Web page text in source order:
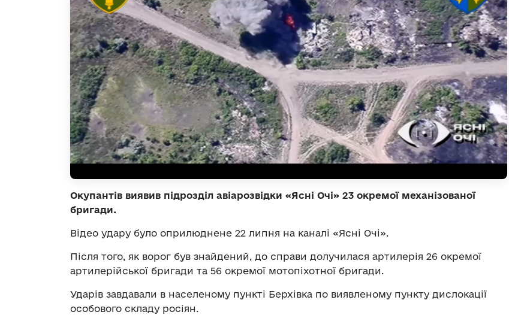
Окупантів виявив підрозділ авіарозвідки «Ясні Очі» 23 окремої механізованої
бригади.
Відео удару було оприлюднене 22 липня на каналі «Ясні Очі».
Після того, як ворог був знайдений, до справи долучилася артилерія 26 окремої
артилерійської бригади та 56 окремої мотопіхотної бригади.
Ударів завдавали в населеному пункті Берхівка по виявленому пункту дислокації
особового складу росіян.